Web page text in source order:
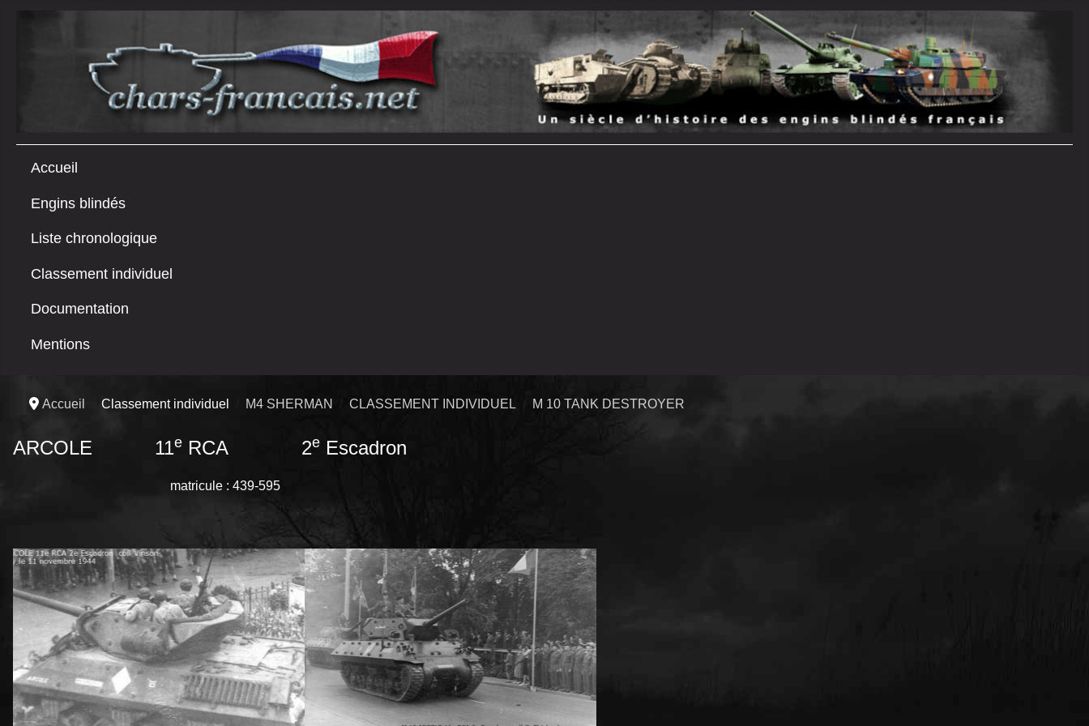
Accueil
Engins blindés
Liste chronologique
Classement individuel
Documentation
Mentions
Accueil Classement individuel M4 SHERMAN CLASSEMENT INDIVIDUEL M 10 TANK DESTROYER
ARCOLE 11e RCA 2e Escadron
matricule : 439-595